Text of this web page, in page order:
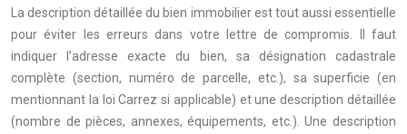
La description détaillée du bien immobilier est tout aussi essentielle
pour éviter les erreurs dans votre lettre de compromis. Il faut
indiquer l’adresse exacte du bien, sa désignation cadastrale
complète (section, numéro de parcelle, etc.), sa superficie (en
mentionnant la loi Carrez si applicable) et une description détaillée
(nombre de pièces, annexes, équipements, etc.). Une description